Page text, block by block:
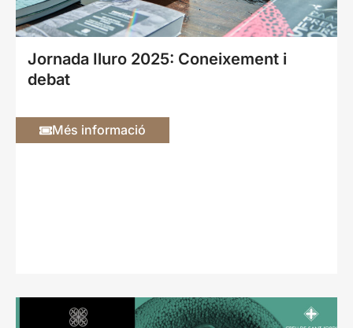
Jornada Iluro 2025: Coneixement i
debat
Més informació